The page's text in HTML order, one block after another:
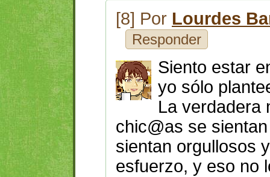
[8] Por Lourdes
Responder
Siento estar
yo sólo
La verdadera
chic@as se
sientan orgullosos
esfuerzo, y eso no